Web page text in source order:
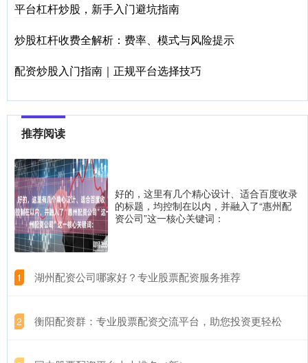
平台杠杆炒股，新手入门避坑指南
炒股杠杆收费全解析：费率、模式与风险提示
配资炒股入门指南｜正规平台选择技巧
推荐阅读
好的，这里有几个精心设计、适合百度收录
的标题，均控制在以内，并融入了“惠州配
资公司”这一核心关键词：
1 ​湖州配资公司哪家好？专业股票配资服务推荐
2 ​衡阳配资群：专业股票配资交流平台，助您投资更轻松